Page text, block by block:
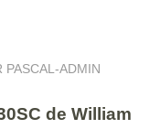
PASCAL-ADMIN
de William